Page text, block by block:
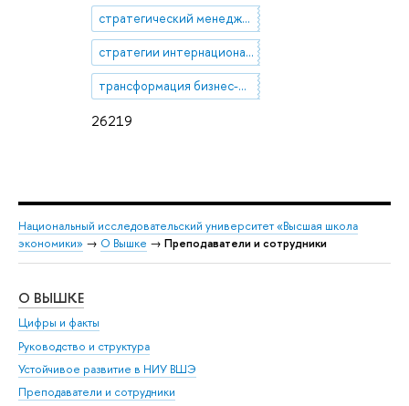
26219
стратегический менеджмент
стратегии интернационализации
трансформация бизнес-модели
Национальный исследовательский университет «Высшая школа
экономики» → О Вышке → Преподаватели и сотрудники
О ВЫШКЕ
Цифры и факты
Руководство и структура
Устойчивое развитие в НИУ ВШЭ
Преподаватели и сотрудники